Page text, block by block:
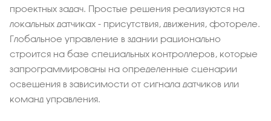
проектных задач. Простые решения реализуются на
локальных датчиках - присутствия, движения, фотореле.
Глобальное управление в здании рационально
строится на базе специальных контроллеров, которые
запрограммированы на определенные сценарии
освещения в зависимости от сигнала датчиков или
команд управления.